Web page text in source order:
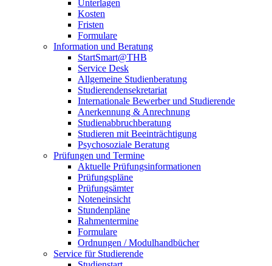
Unterlagen
Kosten
Fristen
Formulare
Information und Beratung
StartSmart@THB
Service Desk
Allgemeine Studienberatung
Studierendensekretariat
Internationale Bewerber und Studierende
Anerkennung & Anrechnung
Studienabbruchberatung
Studieren mit Beeinträchtigung
Psychosoziale Beratung
Prüfungen und Termine
Aktuelle Prüfungsinformationen
Prüfungspläne
Prüfungsämter
Noteneinsicht
Stundenpläne
Rahmentermine
Formulare
Ordnungen / Modulhandbücher
Service für Studierende